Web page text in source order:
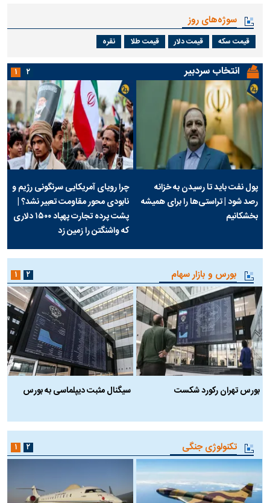
سوژه‌های روز
قیمت سکه قیمت دلار قیمت طلا نقره
انتخاب سردبیر
پول نفت باید تا رسیدن به خزانه
رصد شود | تراستی‌ها را برای همیشه
بخشکانیم
چرا رویای آمریکایی سرنگونی رژیم و
نابودی محور مقاومت تعبیر نشد؟ |
پشت پرده تجارت پهپاد‌ ۱۵۰۰ دلاری
که واشنگتن را زمین زد
۱ ۲
بورس و بازار سهام
بورس تهران رکورد شکست
سیگنال مثبت دیپلماسی به بورس
۱ ۲
تکنولوژی جنگی ۱ ۲